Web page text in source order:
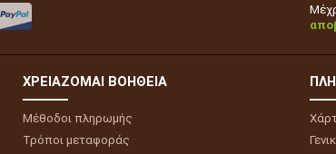
ΧΡΕΙΆΖΟΜΑΙ ΒΟΉΘΕΙΑ
Μέθοδοι πληρωμής
Τρόποι μεταφοράς